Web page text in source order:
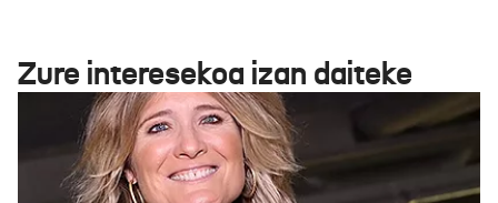
Zure interesekoa izan daiteke